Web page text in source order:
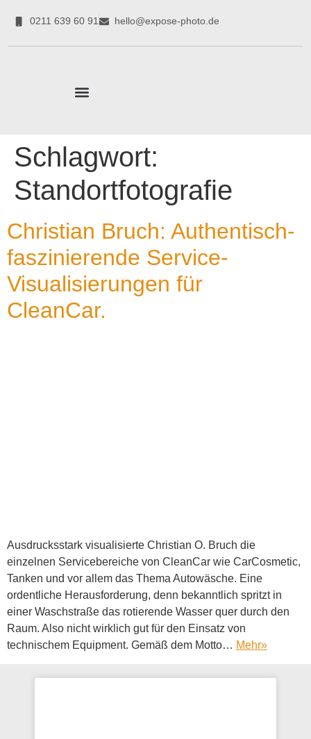
0211 639 60 91 hello@expose-photo.de
Schlagwort:
Standortfotografie
Christian Bruch: Authentisch-
faszinierende Service-
Visualisierungen für
CleanCar.
Ausdrucksstark visualisierte Christian O. Bruch die
einzelnen Servicebereiche von CleanCar wie CarCosmetic,
Tanken und vor allem das Thema Autowäsche. Eine
ordentliche Herausforderung, denn bekanntlich spritzt in
einer Waschstraße das rotierende Wasser quer durch den
Raum. Also nicht wirklich gut für den Einsatz von
technischem Equipment. Gemäß dem Motto… Mehr»